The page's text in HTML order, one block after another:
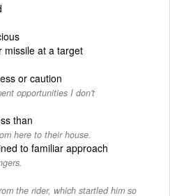
missile at a target
or caution
opportunities I don't
than
here to their house.
to familiar approach
the rider, which startled him so